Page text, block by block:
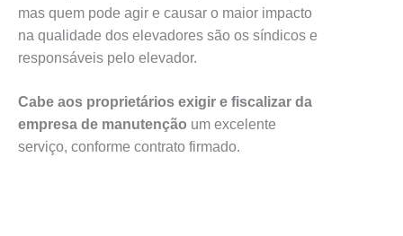
mas quem pode agir e causar o maior impacto
na qualidade dos elevadores são os síndicos e
responsáveis pelo elevador.
Cabe aos proprietários exigir e fiscalizar da
empresa de manutenção um excelente
serviço, conforme contrato firmado.